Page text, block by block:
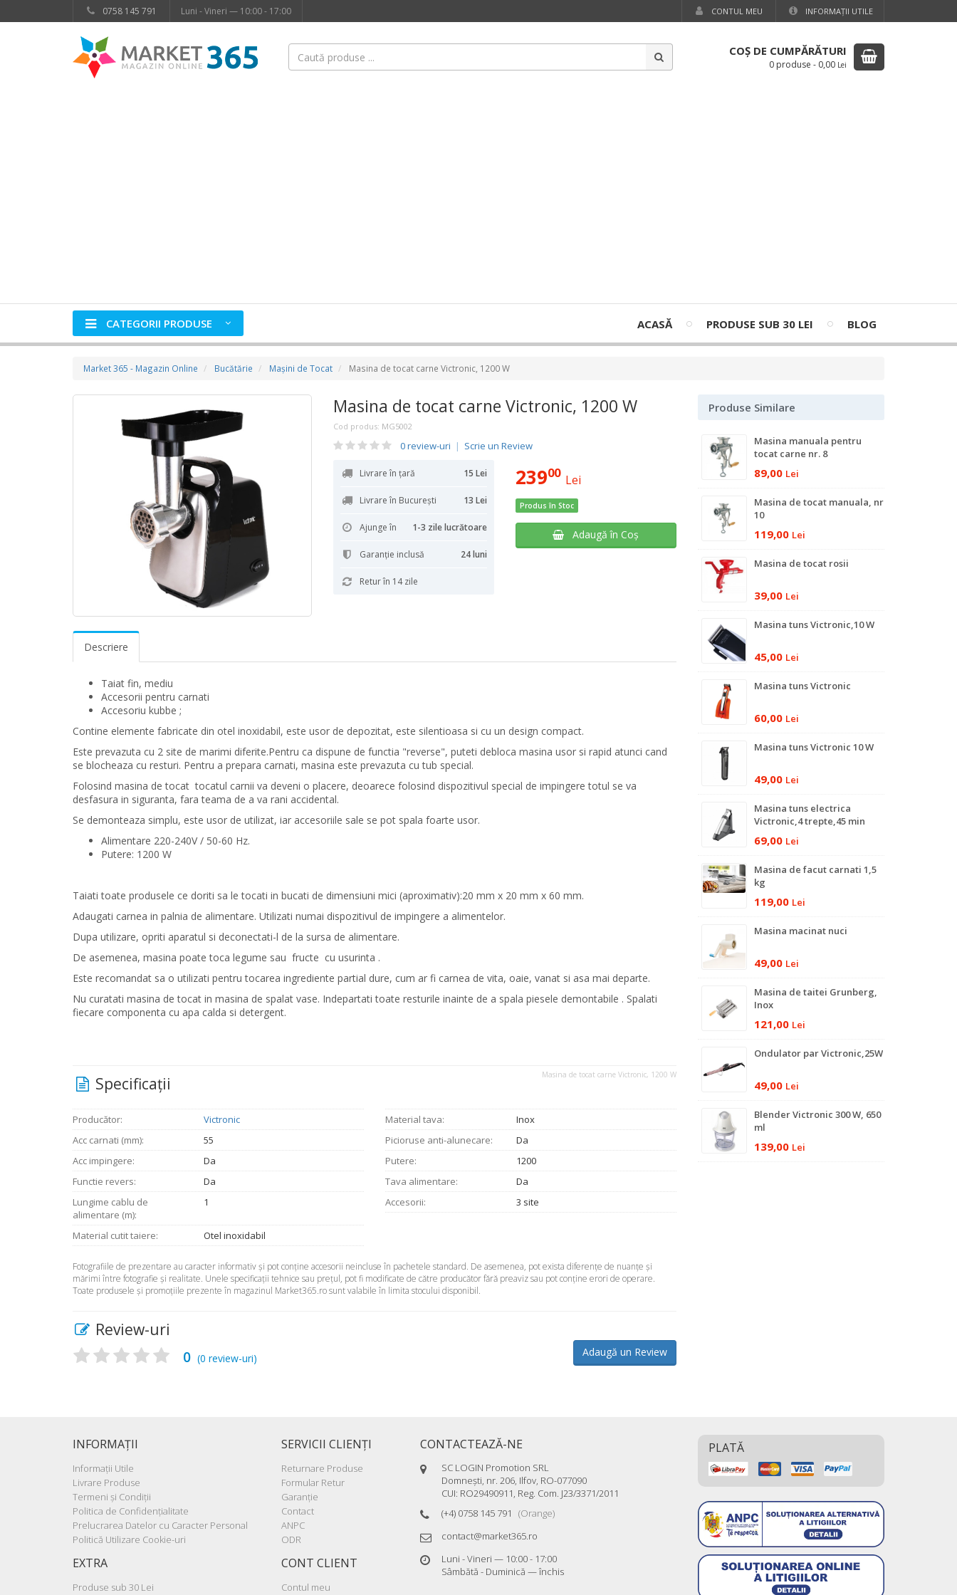
0758 145 791 Luni - Vineri — 10:00 - 17:00 CONTUL MEU INFORMAŢII UTILE
COŞ DE CUMPĂRĂTURI
0 produse - 0,00 Lei
CATEGORII PRODUSE ACASĂ PRODUSE SUB 30 LEI BLOG
Market 365 - Magazin Online Bucătărie Maşini de Tocat Masina de tocat carne Victronic, 1200 W
Masina de tocat carne Victronic, 1200 W
Cod produs: MG5002
0 review-uri | Scrie un Review
Livrare în țară 15 Lei
Livrare în București 13 Lei
Ajunge în 1-3 zile lucrătoare
Garanţie inclusă 24 luni
Retur în 14 zile
23900 Lei
Produs în Stoc
Adaugă în Coş
Descriere
Taiat fin, mediu
Accesorii pentru carnati
Accesoriu kubbe ;
Contine elemente fabricate din otel inoxidabil, este usor de depozitat, este silentioasa si cu un design compact.
Este prevazuta cu 2 site de marimi diferite.Pentru ca dispune de functia "reverse", puteti debloca masina usor si rapid atunci cand
se blocheaza cu resturi. Pentru a prepara carnati, masina este prevazuta cu tub special.
Folosind masina de tocat tocatul carnii va deveni o placere, deoarece folosind dispozitivul special de impingere totul se va
desfasura in siguranta, fara teama de a va rani accidental.
Se demonteaza simplu, este usor de utilizat, iar accesoriile sale se pot spala foarte usor.
Alimentare 220-240V / 50-60 Hz.
Putere: 1200 W
Taiati toate produsele ce doriti sa le tocati in bucati de dimensiuni mici (aproximativ):20 mm x 20 mm x 60 mm.
Adaugati carnea in palnia de alimentare. Utilizati numai dispozitivul de impingere a alimentelor.
Dupa utilizare, opriti aparatul si deconectati-l de la sursa de alimentare.
De asemenea, masina poate toca legume sau fructe cu usurinta .
Este recomandat sa o utilizati pentru tocarea ingrediente partial dure, cum ar fi carnea de vita, oaie, vanat si asa mai departe.
Nu curatati masina de tocat in masina de spalat vase. Indepartati toate resturile inainte de a spala piesele demontabile . Spalati
fiecare componenta cu apa calda si detergent.
Masina de tocat carne Victronic, 1200 W
Specificaţii
Producător:
Victronic
Acc carnati (mm):
55
Acc impingere:
Da
Functie revers:
Da
Lungime cablu de
alimentare (m):
1
Material cutit taiere: Otel inoxidabil
Material tava:
Inox
Picioruse anti-alunecare:
Da
Putere:
1200
Tava alimentare:
Da
Accesorii:
3 site
Fotografiile de prezentare au caracter informativ şi pot conţine accesorii neincluse în pachetele standard. De asemenea, pot exista diferenţe de nuanţe şi
mărimi între fotografie şi realitate. Unele specificaţii tehnice sau preţul, pot fi modificate de către producător fără preaviz sau pot conţine erori de operare.
Toate produsele şi promoţiile prezente în magazinul Market365.ro sunt valabile în limita stocului disponibil.
Review-uri
Adaugă un Review
0 (0 review-uri)
Produse Similare
Masina manuala pentru
tocat carne nr. 8
89,00 Lei
Masina de tocat manuala, nr
10
119,00 Lei
Masina de tocat rosii
39,00 Lei
Masina tuns Victronic,10 W
45,00 Lei
Masina tuns Victronic
60,00 Lei
Masina tuns Victronic 10 W
49,00 Lei
Masina tuns electrica
Victronic,4 trepte,45 min
69,00 Lei
Masina de facut carnati 1,5
kg
119,00 Lei
Masina macinat nuci
49,00 Lei
Masina de taitei Grunberg,
Inox
121,00 Lei
Ondulator par Victronic,25W
49,00 Lei
Blender Victronic 300 W, 650
ml
139,00 Lei
INFORMAŢII
Informaţii Utile
Livrare Produse
Termeni şi Condiţii
Politica de Confidenţialitate
Prelucrarea Datelor cu Caracter Personal
Politică Utilizare Cookie-uri
EXTRA
Produse sub 30 Lei
SERVICII CLIENŢI
Returnare Produse
Formular Retur
Garanţie
Contact
ANPC
ODR
CONT CLIENT
Contul meu
CONTACTEAZĂ-NE
SC LOGIN Promotion SRL
Domneşti, nr. 206, Ilfov, RO-077090
CUI: RO29490911, Reg. Com. J23/3371/2011
(+4) 0758 145 791 (Orange)
contact@market365.ro
Luni - Vineri — 10:00 - 17:00
Sâmbătă - Duminică — închis
PLATĂ